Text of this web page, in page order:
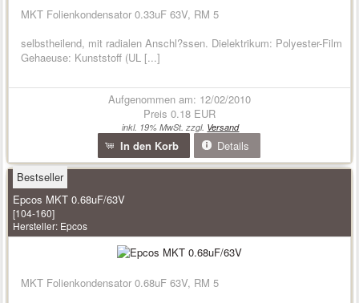
MKT Folienkondensator 0.33uF 63V, RM 5
selbstheilend, mit radialen Anschl?ssen. Dielektrikum: Polyester-Film
Gehaeuse: Kunststoff (UL [...]
Aufgenommen am: 12/02/2010
Preis 0.18 EUR
inkl. 19% MwSt. zzgl. Versand
In den Korb Details
Bestseller
Epcos MKT 0.68uF/63V
[104-160]
Hersteller: Epcos
MKT Folienkondensator 0.68uF 63V, RM 5